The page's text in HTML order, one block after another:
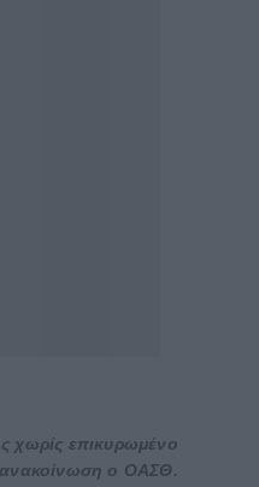
χωρίς επικυρωμένο
ανακοίνωση ο ΟΑΣΘ.